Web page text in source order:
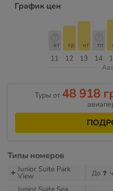
График цен
11
вт
12
ср
13
чт
14
пт
Туры от 48 918
Типы номеров
Junior Suite Park
View До